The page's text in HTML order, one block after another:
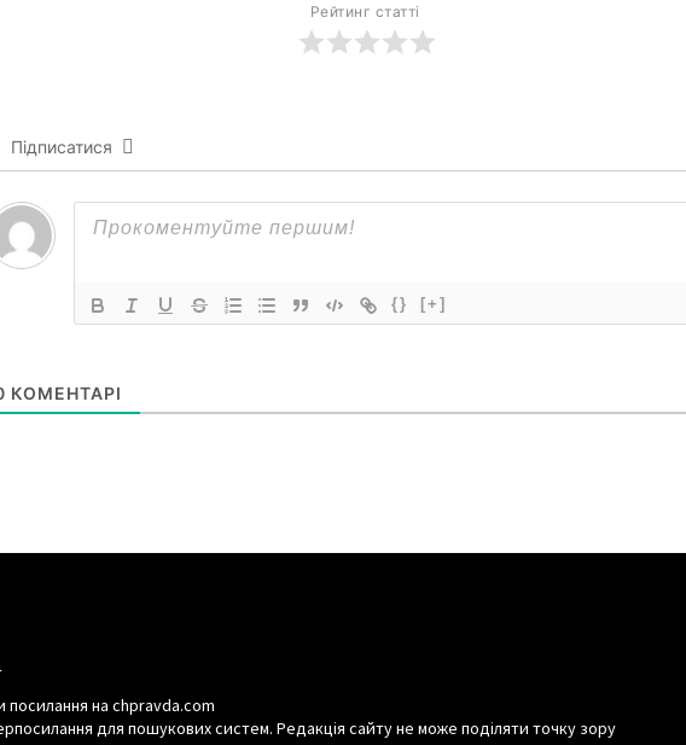
Рейтинг статті
Підписатися
{} [+]
КОМЕНТАРІ
посилання на chpravda.com
для пошукових систем. Редакція сайту не може поділяти точку зору